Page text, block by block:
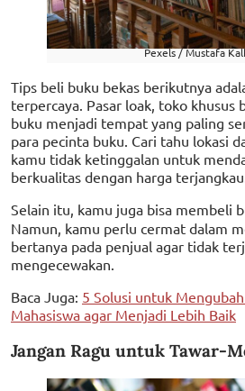
Pexels / Mustafa
Tips beli buku bekas berikutnya
terpercaya. Pasar loak, toko khusus
buku menjadi tempat yang paling
para pecinta buku. Cari tahu lokasi
kamu tidak ketinggalan untuk
berkualitas dengan harga terjangkau.
Selain itu, kamu juga bisa membeli
Namun, kamu perlu cermat dalam
bertanya pada penjual agar tidak
mengecewakan.
Baca Juga: 5 Solusi untuk
Mahasiswa agar Menjadi Lebih Baik
Jangan Ragu untuk Tawar-